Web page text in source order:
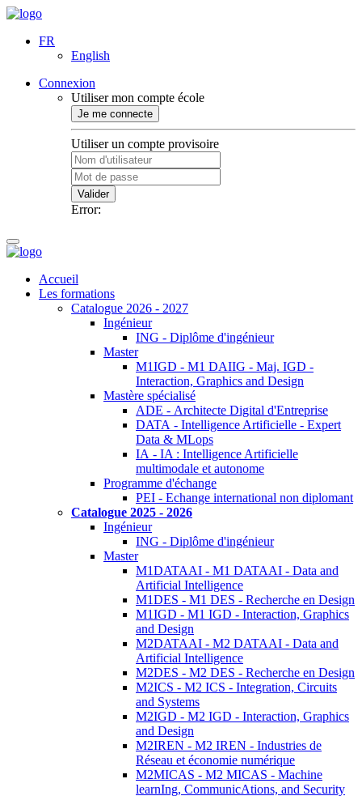
FR
English
Connexion
Utiliser mon compte école
Je me connecte
Utiliser un compte provisoire
Valider
Error:
Accueil
Les formations
Catalogue 2026 - 2027
Ingénieur
ING - Diplôme d'ingénieur
Master
M1IGD - M1 DAIIG - Maj. IGD -
Interaction, Graphics and Design
Mastère spécialisé
ADE - Architecte Digital d'Entreprise
DATA - Intelligence Artificielle - Expert
Data & MLops
IA - IA : Intelligence Artificielle
multimodale et autonome
Programme d'échange
PEI - Echange international non diplomant
Catalogue 2025 - 2026
Ingénieur
ING - Diplôme d'ingénieur
Master
M1DATAAI - M1 DATAAI - Data and
Artificial Intelligence
M1DES - M1 DES - Recherche en Design
M1IGD - M1 IGD - Interaction, Graphics
and Design
M2DATAAI - M2 DATAAI - Data and
Artificial Intelligence
M2DES - M2 DES - Recherche en Design
M2ICS - M2 ICS - Integration, Circuits
and Systems
M2IGD - M2 IGD - Interaction, Graphics
and Design
M2IREN - M2 IREN - Industries de
Réseau et économie numérique
M2MICAS - M2 MICAS - Machine
learnIng, CommunicAtions, and Security